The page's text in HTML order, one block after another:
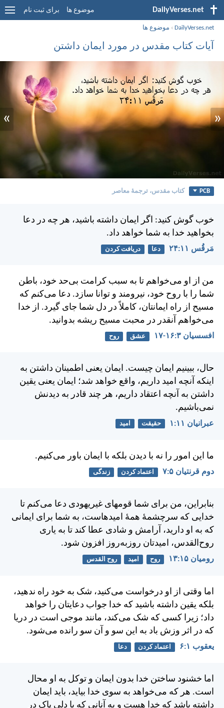
DailyVerses.net موضوع ها برای ثبت نام
DailyVerses.net
› موضوع ها
آیات کتاب مقدس در مورد ایمان داشتن
«
»
PCB کتاب مقدس، ترجمۀ معاصر
خوب گوش كنيد: اگر ايمان داشته باشيد، هر چه در دعا
بخواهيد خدا به شما خواهد داد.
مَرقُس ۱۱:‏۲۴ دعا دريافت كردن
من از او می‌خواهم تا به سبب كرامت بی‌حد خود، باطن
شما را با روح خود، نيرومند و توانا سازد. دعا می‌كنم كه
مسيح از راه ايمانتان، كاملاً در دل شما جای گيرد. از خدا
می‌خواهم آنقدر در محبت مسيح ريشه بدوانيد.
افسسیان ۳:‏۱۶-‏۱۷ عشق روح
حال، ببينيم ايمان چيست. ايمان يعنی اطمينان داشتن به
اينكه آنچه اميد داريم، واقع خواهد شد؛ ايمان يعنی يقين
داشتن به آنچه اعتقاد داريم، هر چند قادر به ديدنش
نمی‌باشيم.
عبرانيان ۱۱:‏۱ حقیقت امید
ما اين امور را نه با ديدن بلكه با ايمان باور می‌كنيم.
دوم قرنتیان ۵:‏۷ اعتماد کردن زندگی
بنابراين، من برای شما قومهای غيريهودی دعا می‌كنم تا
خدايی كه سرچشمهٔ همهٔ اميدهاست، به شما برای ايمانی
كه به او داريد، آرامش و شادی عطا كند تا به ياری
روح‌القدس، اميدتان روز‌به‌روز افزون شود.
رومیان ۱۵:‏۱۳ روح امید روح القدس
اما وقتی از او درخواست می‌كنيد، شک به خود راه ندهيد،
بلكه يقين داشته باشيد كه خدا جواب دعايتان را خواهد
داد؛ زيرا كسی كه شک می‌كند، مانند موجی است در دريا
كه در اثر وزش باد به اين سو و آن سو رانده می‌شود.
يعقوب ۱:‏۶ اعتماد کردن دعا
اما خشنود ساختن خدا بدون ايمان و توكل به او محال
است. هر كه می‌خواهد به سوی خدا بيايد، بايد ايمان
داشته باشد كه خدا هست و به آنانی كه با دلی پاک در